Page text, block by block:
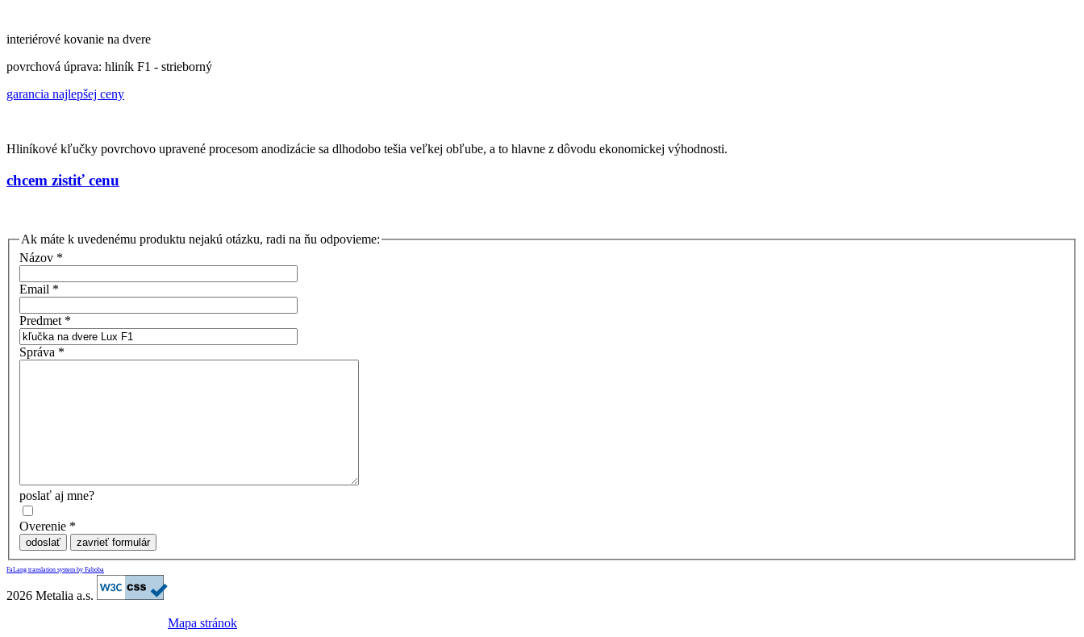
interiérové kovanie na dvere
povrchová úprava: hliník F1 - strieborný
garancia najlepšej ceny
Hliníkové kľučky povrchovo upravené procesom anodizácie sa dlhodobo tešia veľkej obľube, a to hlavne z dôvodu ekonomickej výhodnosti.
chcem zistiť cenu
Ak máte k uvedenému produktu nejakú otázku, radi na ňu odpovieme:
Názov *
Email *
Predmet *
Správa *
poslať aj mne?
Overenie *
odoslať zavrieť formulár
FaLang translation system by Faboba
2026 Metalia a.s.
Mapa stránok